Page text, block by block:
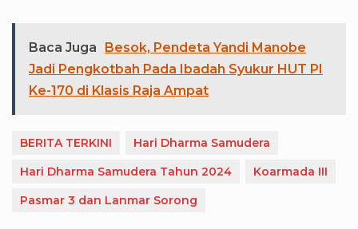
Baca Juga
Besok, Pendeta Yandi Manobe
Jadi Pengkotbah Pada Ibadah Syukur HUT PI
Ke-170 di Klasis Raja Ampat
BERITA TERKINI
Hari Dharma Samudera
Hari Dharma Samudera Tahun 2024
Koarmada III
Pasmar 3 dan Lanmar Sorong